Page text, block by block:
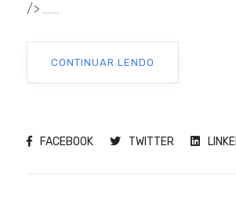
/> .......
CONTINUAR LENDO
FACEBOOK TWITTER